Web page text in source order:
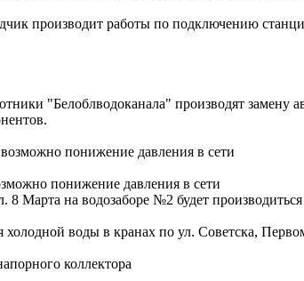
производит работы по подключению
"Белоблводоканала" производят
понижение давления в сети
8 Марта на водозаборе №2 будет
воды в кранах по ул. Советска,